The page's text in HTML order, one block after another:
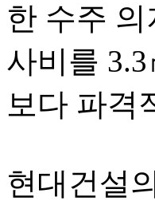
한 수주
사비를
보다 파격
현대건설